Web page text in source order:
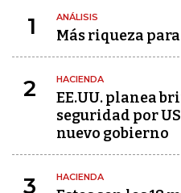
1 ANÁLISIS
Más riqueza
2 HACIENDA
EE.UU. planea
seguridad por
nuevo gobierno
3 HACIENDA